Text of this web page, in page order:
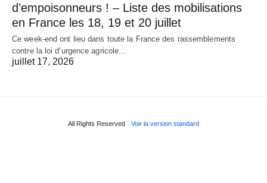
d’empoisonneurs ! – Liste des mobilisations
en France les 18, 19 et 20 juillet
Ce week-end ont lieu dans toute la France des rassemblements
contre la loi d’urgence agricole…
juillet 17, 2026
All Rights Reserved Voir la version standard